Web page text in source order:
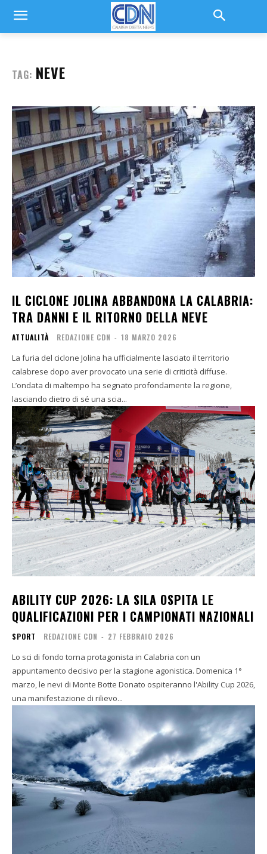
TAG: NEVE
IL CICLONE JOLINA ABBANDONA LA CALABRIA:
TRA DANNI E IL RITORNO DELLA NEVE
ATTUALITÀ REDAZIONE CDN - 18 MARZO 2026
La furia del ciclone Jolina ha ufficialmente lasciato il territorio
calabrese dopo aver provocato una serie di criticità diffuse.
L’ondata di maltempo ha segnato profondamente la regione,
lasciando dietro di sé una scia...
ABILITY CUP 2026: LA SILA OSPITA LE
QUALIFICAZIONI PER I CAMPIONATI NAZIONALI
SPORT REDAZIONE CDN - 27 FEBBRAIO 2026
Lo sci di fondo torna protagonista in Calabria con un
appuntamento decisivo per la stagione agonistica. Domenica 1°
marzo, le nevi di Monte Botte Donato ospiteranno l'Ability Cup 2026,
una manifestazione di rilievo...